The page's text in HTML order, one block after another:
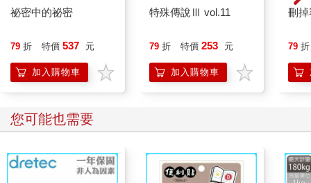
祕密中的祕密
79 折 特價 537 元
加入購物車
特殊傳說Ⅲ vol.11
79 折 特價 253 元
加入購物車
刪
79 折
您可能也需要